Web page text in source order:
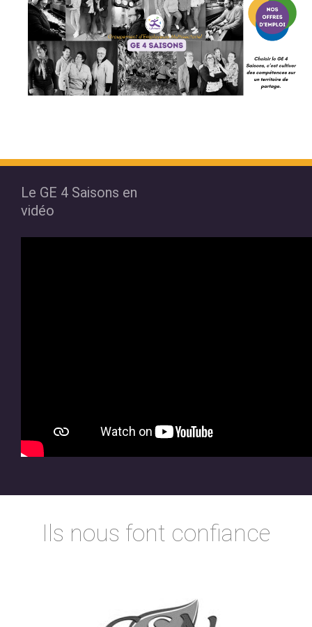
Le GE 4 Saisons en
vidéo
Ils nous font confiance